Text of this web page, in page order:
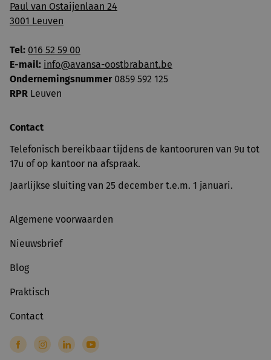
Paul van Ostaijenlaan 24
3001 Leuven
Tel: 016 52 59 00
E-mail: info@avansa-oostbrabant.be
Ondernemingsnummer0859 592 125
RPR Leuven
Contact
Telefonisch bereikbaar tijdens de kantooruren van 9u tot
17u of op kantoor na afspraak.
Jaarlijkse sluiting van 25 december t.e.m. 1 januari.
Algemene voorwaarden
Nieuwsbrief
Blog
Praktisch
Contact